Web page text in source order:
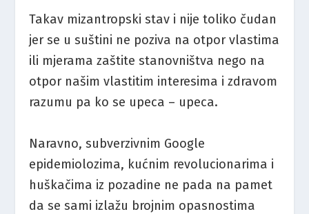
Takav mizantropski stav i nije toliko čudan
jer se u suštini ne poziva na otpor vlastima
ili mjerama zaštite stanovništva nego na
otpor našim vlastitim interesima i zdravom
razumu pa ko se upeca – upeca.
Naravno, subverzivnim Google
epidemiolozima, kućnim revolucionarima i
huškačima iz pozadine ne pada na pamet
da se sami izlažu brojnim opasnostima